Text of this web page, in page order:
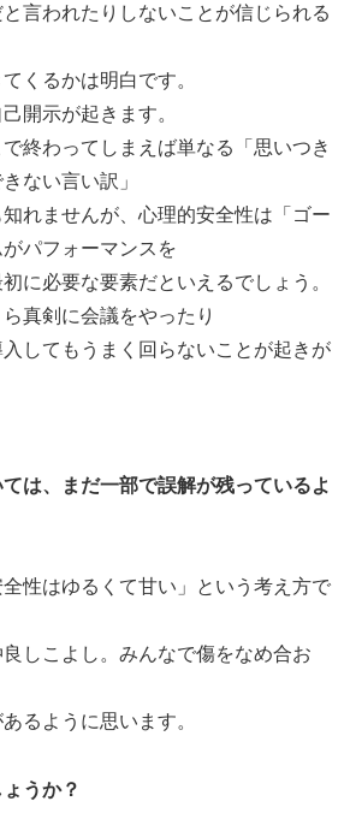
言われたりしないことが信じられる
くるかは明白です。
開示が起きます。
終わってしまえば単なる「思いつき
ない言い訳」
れませんが、心理的安全性は「ゴー
パフォーマンスを
に必要な要素だといえるでしょう。
真剣に会議をやったり
してもうまく回らないことが起きが
は、まだ一部で誤解が残っているよ
性はゆるくて甘い」という考え方で
しこよし。みんなで傷をなめ合お
るように思います。
うか？